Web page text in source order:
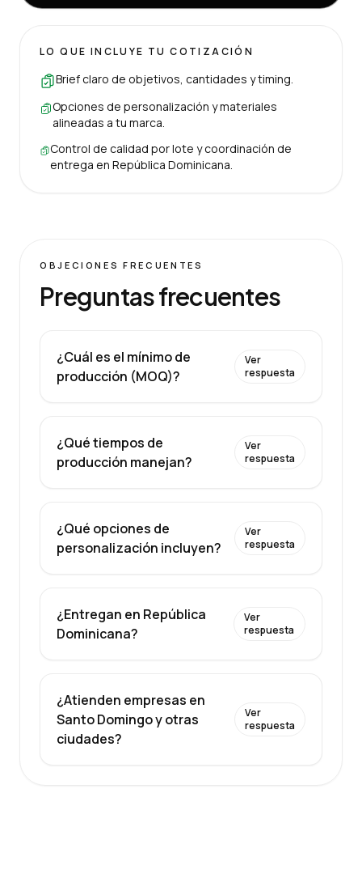
LO QUE INCLUYE TU COTIZACIÓN
Brief claro de objetivos, cantidades y timing.
Opciones de personalización y materiales
alineadas a tu marca.
Control de calidad por lote y coordinación de
entrega en República Dominicana.
OBJECIONES FRECUENTES
Preguntas frecuentes
¿Cuál es el mínimo de
producción (MOQ)?
Ver
respuesta
¿Qué tiempos de
producción manejan?
Ver
respuesta
¿Qué opciones de
personalización incluyen?
Ver
respuesta
¿Entregan en República
Dominicana?
Ver
respuesta
¿Atienden empresas en
Santo Domingo y otras
ciudades?
Ver
respuesta